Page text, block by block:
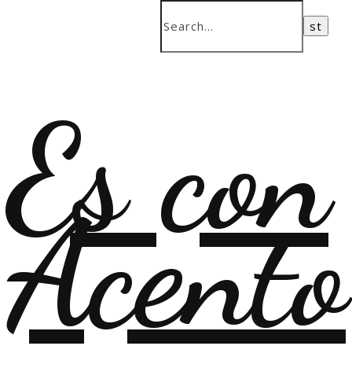
Es con
Acento